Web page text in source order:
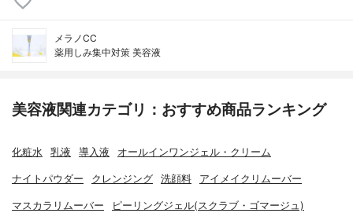
メラノCC
薬用しみ集中対策 美容液
美容液関連カテゴリ：おすすめ商品ランキング
化粧水 乳液 導入液 オールインワンジェル・クリーム
ナイトパウダー クレンジング 洗顔料 アイメイクリムーバー
マスカラリムーバー ピーリングジェル(スクラブ・ゴマージュ)